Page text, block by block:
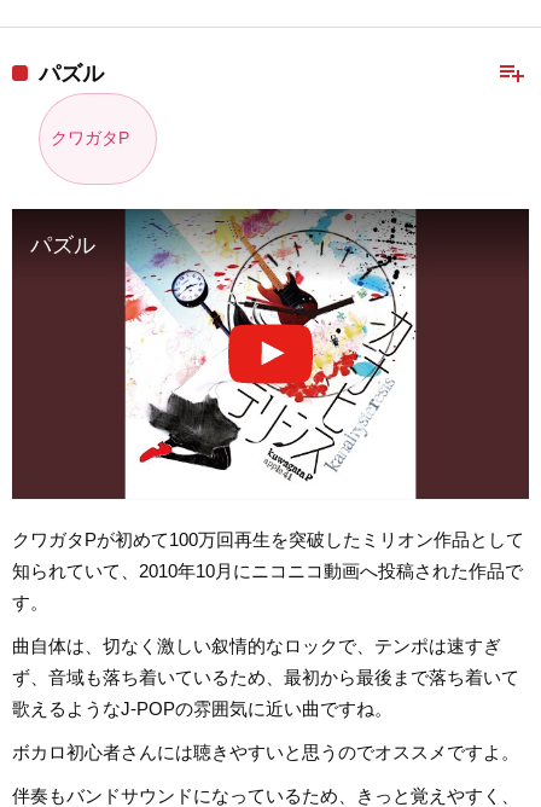
playlist_add
パズル
クワガタP
パズル
クワガタPが初めて100万回再生を突破したミリオン作品として
知られていて、2010年10月にニコニコ動画へ投稿された作品で
す。
曲自体は、切なく激しい叙情的なロックで、テンポは速すぎ
ず、音域も落ち着いているため、最初から最後まで落ち着いて
歌えるようなJ-POPの雰囲気に近い曲ですね。
ボカロ初心者さんには聴きやすいと思うのでオススメですよ。
伴奏もバンドサウンドになっているため、きっと覚えやすく、